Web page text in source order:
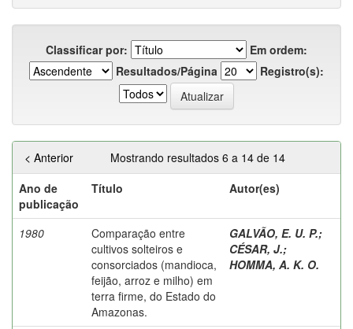
Classificar por:
Em ordem:
Resultados/Página
Registro(s):
Mostrando resultados 6 a 14 de 14
< Anterior
Ano de
publicação
Título Autor(es)
1980
Comparação entre
cultivos solteiros e
consorciados (mandioca,
feijão, arroz e milho) em
terra firme, do Estado do
Amazonas.
GALVÃO, E. U. P.;
CÉSAR, J.;
HOMMA, A. K. O.